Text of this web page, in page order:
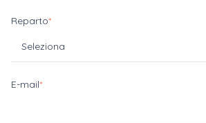
Reparto*
E-mail*